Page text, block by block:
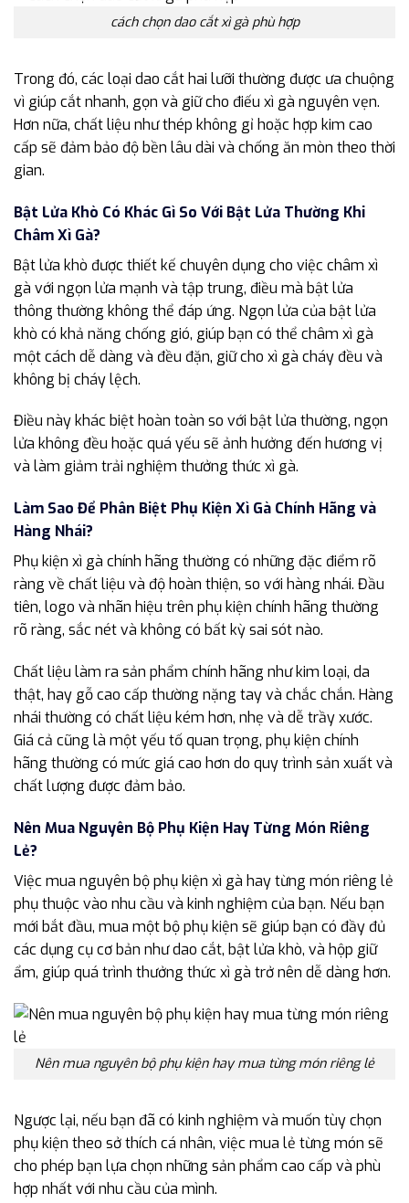
cách chọn dao cắt xì gà phù hợp
Trong đó, các loại dao cắt hai lưỡi thường được ưa chuộng
vì giúp cắt nhanh, gọn và giữ cho điếu xì gà nguyên vẹn.
Hơn nữa, chất liệu như thép không gỉ hoặc hợp kim cao
cấp sẽ đảm bảo độ bền lâu dài và chống ăn mòn theo thời
gian.
Bật Lửa Khò Có Khác Gì So Với Bật Lửa Thường Khi
Châm Xì Gà?
Bật lửa khò được thiết kế chuyên dụng cho việc châm xì
gà với ngọn lửa mạnh và tập trung, điều mà bật lửa
thông thường không thể đáp ứng. Ngọn lửa của bật lửa
khò có khả năng chống gió, giúp bạn có thể châm xì gà
một cách dễ dàng và đều đặn, giữ cho xì gà cháy đều và
không bị cháy lệch.
Điều này khác biệt hoàn toàn so với bật lửa thường, ngọn
lửa không đều hoặc quá yếu sẽ ảnh hưởng đến hương vị
và làm giảm trải nghiệm thưởng thức xì gà.
Làm Sao Để Phân Biệt Phụ Kiện Xì Gà Chính Hãng và
Hàng Nhái?
Phụ kiện xì gà chính hãng thường có những đặc điểm rõ
ràng về chất liệu và độ hoàn thiện, so với hàng nhái. Đầu
tiên, logo và nhãn hiệu trên phụ kiện chính hãng thường
rõ ràng, sắc nét và không có bất kỳ sai sót nào.
Chất liệu làm ra sản phẩm chính hãng như kim loại, da
thật, hay gỗ cao cấp thường nặng tay và chắc chắn. Hàng
nhái thường có chất liệu kém hơn, nhẹ và dễ trầy xước.
Giá cả cũng là một yếu tố quan trọng, phụ kiện chính
hãng thường có mức giá cao hơn do quy trình sản xuất và
chất lượng được đảm bảo.
Nên Mua Nguyên Bộ Phụ Kiện Hay Từng Món Riêng
Lẻ?
Việc mua nguyên bộ phụ kiện xì gà hay từng món riêng lẻ
phụ thuộc vào nhu cầu và kinh nghiệm của bạn. Nếu bạn
mới bắt đầu, mua một bộ phụ kiện sẽ giúp bạn có đầy đủ
các dụng cụ cơ bản như dao cắt, bật lửa khò, và hộp giữ
ẩm, giúp quá trình thưởng thức xì gà trở nên dễ dàng hơn.
Nên mua nguyên bộ phụ kiện hay mua từng món riêng lẻ
Ngược lại, nếu bạn đã có kinh nghiệm và muốn tùy chọn
phụ kiện theo sở thích cá nhân, việc mua lẻ từng món sẽ
cho phép bạn lựa chọn những sản phẩm cao cấp và phù
hợp nhất với nhu cầu của mình.